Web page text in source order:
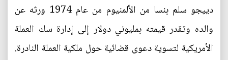
دييجو سلم بنسا من الألمنيوم من عام 1974 ورثه عن
والده وتقدر قيمته بمليوني دولار إلى إدارة سك العملة
الأمريكية لتسوية دعوى قضائية حول ملكية العملة النادرة.